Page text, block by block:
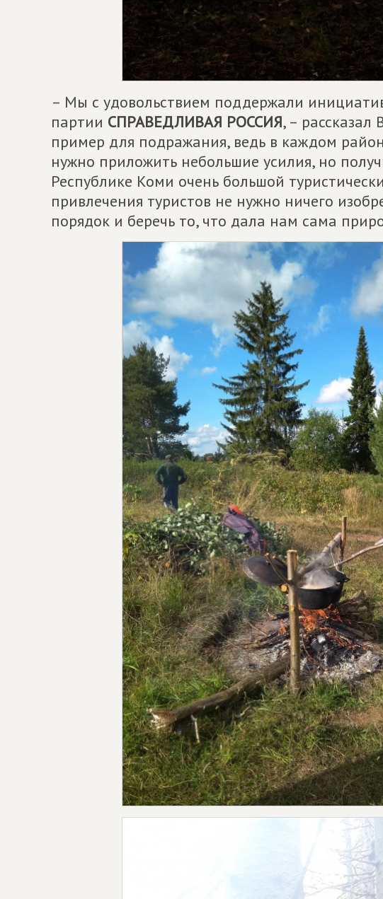
– Мы с удовольствием поддержали
партии СПРАВЕДЛИВАЯ РОССИЯ, – рассказал
пример для подражания, ведь в каждом
нужно приложить небольшие усилия, но
Республике Коми очень большой
привлечения туристов не нужно ничего
порядок и беречь то, что дала нам сама